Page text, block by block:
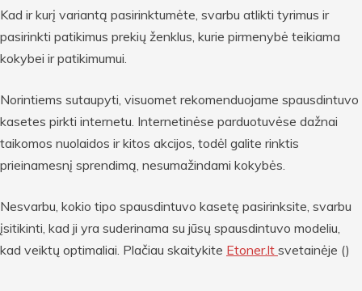
Kad ir kurį variantą pasirinktumėte, svarbu atlikti tyrimus ir
pasirinkti patikimus prekių ženklus, kurie pirmenybė teikiama
kokybei ir patikimumui.
Norintiems sutaupyti, visuomet rekomenduojame spausdintuvo
kasetes pirkti internetu. Internetinėse parduotuvėse dažnai
taikomos nuolaidos ir kitos akcijos, todėl galite rinktis
prieinamesnį sprendimą, nesumažindami kokybės.
Nesvarbu, kokio tipo spausdintuvo kasetę pasirinksite, svarbu
įsitikinti, kad ji yra suderinama su jūsų spausdintuvo modeliu,
kad veiktų optimaliai. Plačiau skaitykite Etoner.lt svetainėje ()